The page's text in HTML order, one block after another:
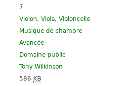
7
Violon,Viola,Violoncelle
Musique de chambre
Avancée
Domaine public
Tony Wilkinson
586 KB